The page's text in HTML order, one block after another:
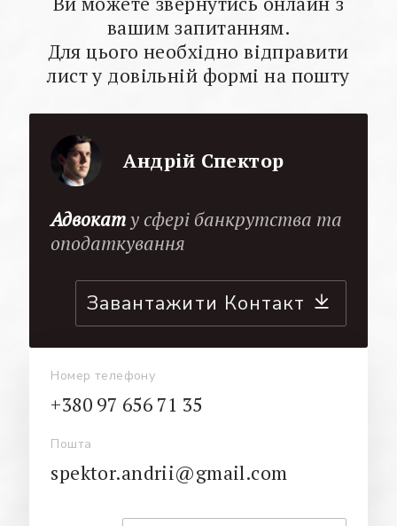
вашим запитанням.
Для цього необхідно відправити
лист у довільній формі на пошту
Андрій Спектор
Адвокату сфері банкрутства та
оподаткування
Завантажити Контакт
Номер телефону
+380 97 656 71 35
Пошта
spektor.andrii@gmail.com